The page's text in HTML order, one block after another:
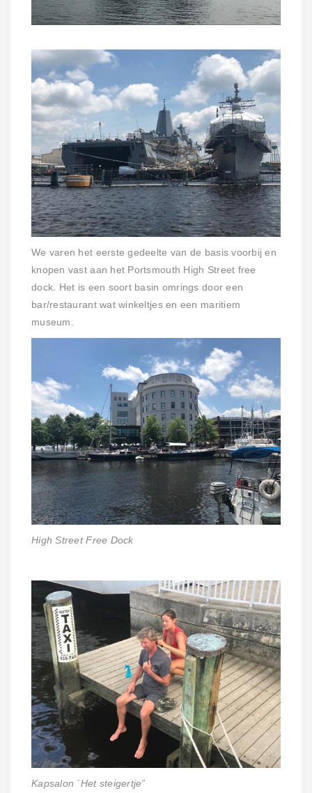
We varen het eerste gedeelte van de basis voorbij en
knopen vast aan het Portsmouth High Street free
dock. Het is een soort basin omrings door een
bar/restaurant wat winkeltjes en een maritiem
museum.
High Street Free Dock
Kapsalon ´Het steigertje”